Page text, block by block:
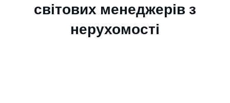
світових менеджерів з
нерухомості